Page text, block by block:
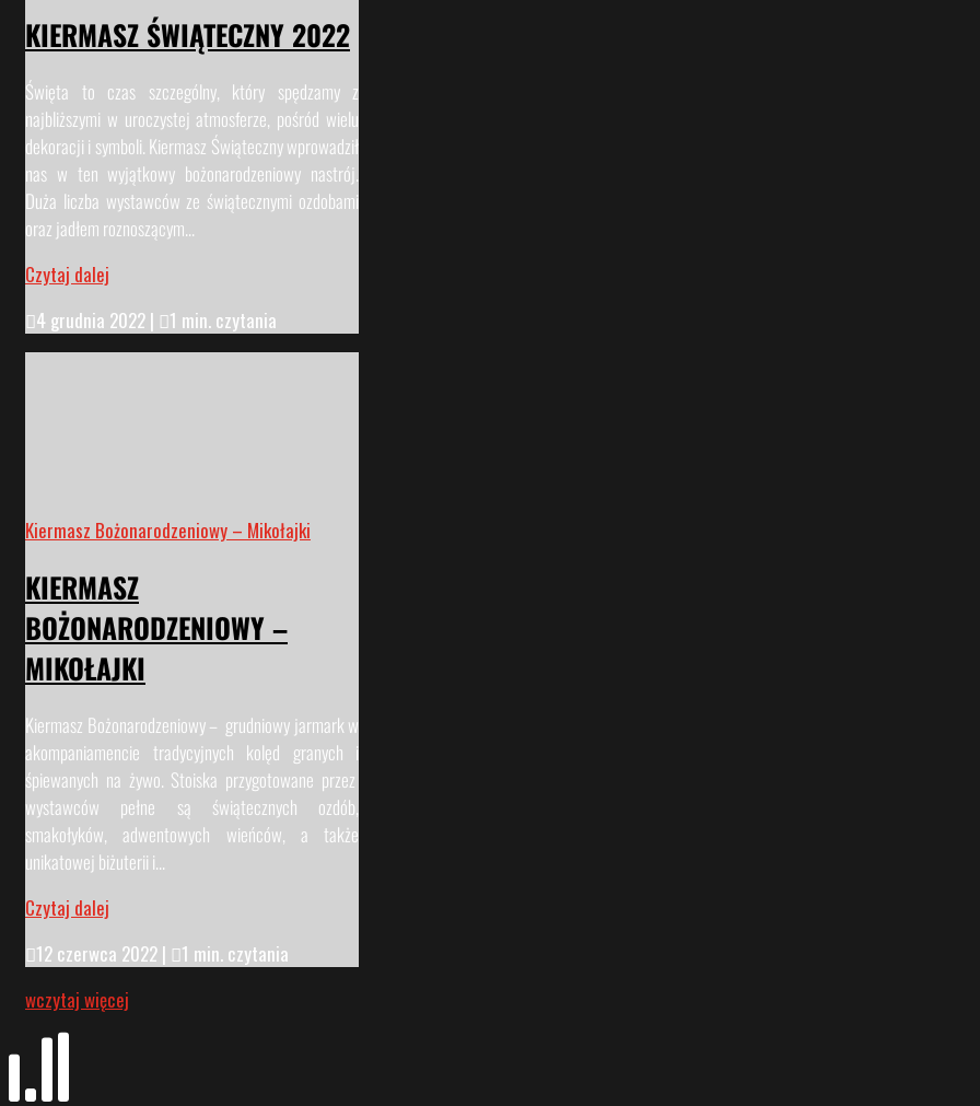
KIERMASZ ŚWIĄTECZNY 2022
Święta to czas szczególny, który spędzamy z
najbliższymi w uroczystej atmosferze, pośród wielu
dekoracji i symboli. Kiermasz Świąteczny wprowadził
nas w ten wyjątkowy bożonarodzeniowy nastrój.
Duża liczba wystawców ze świątecznymi ozdobami
oraz jadłem roznoszącym...
Czytaj dalej
4 grudnia 2022 | 1 min. czytania
Kiermasz Bożonarodzeniowy – Mikołajki
KIERMASZ
BOŻONARODZENIOWY –
MIKOŁAJKI
Kiermasz Bożonarodzeniowy – grudniowy jarmark w
akompaniamencie tradycyjnych kolęd granych i
śpiewanych na żywo. Stoiska przygotowane przez
wystawców pełne są świątecznych ozdób,
smakołyków, adwentowych wieńców, a także
unikatowej biżuterii i...
Czytaj dalej
12 czerwca 2022 | 1 min. czytania
wczytaj więcej